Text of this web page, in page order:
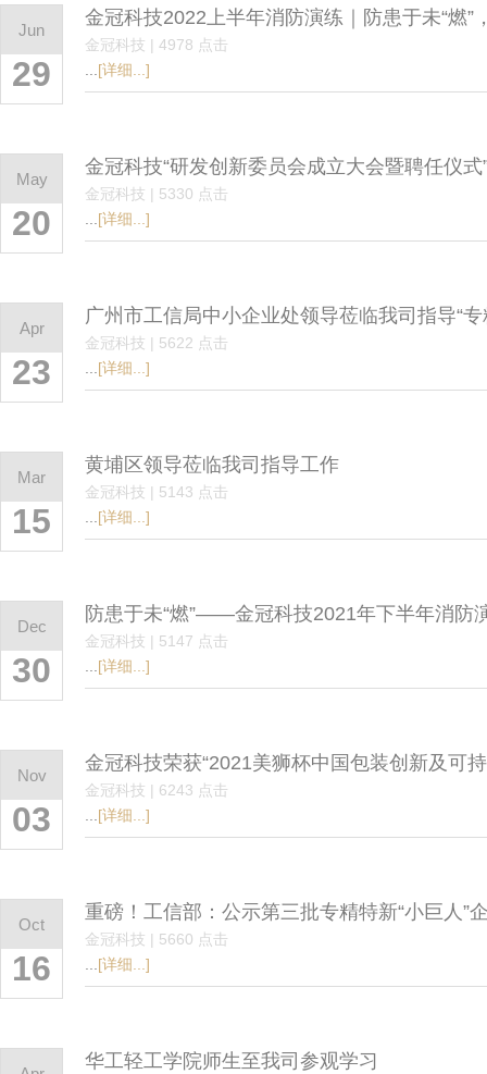
Jun
29
金冠科技2022上半年消防演练｜防患于未“燃
金冠科技 | 4978 点击
[详细...]
May
20
金冠科技“研发创新委员会成立大会暨聘任仪式
金冠科技 | 5330 点击
[详细...]
Apr
23
广州市工信局中小企业处领导莅临我司指导“
金冠科技 | 5622 点击
[详细...]
Mar
15
黄埔区领导莅临我司指导工作
金冠科技 | 5143 点击
[详细...]
Dec
30
防患于未“燃”——金冠科技2021年下半年消防
金冠科技 | 5147 点击
[详细...]
Nov
03
金冠科技荣获“2021美狮杯中国包装创新及可
金冠科技 | 6243 点击
[详细...]
Oct
16
重磅！工信部：公示第三批专精特新“小巨人”
金冠科技 | 5660 点击
[详细...]
华工轻工学院师生至我司参观学习